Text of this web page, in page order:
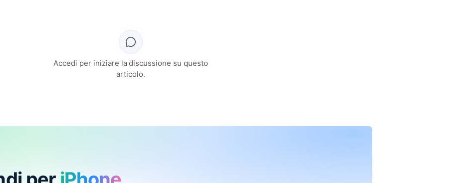
Accedi per iniziare la discussione su questo
articolo.